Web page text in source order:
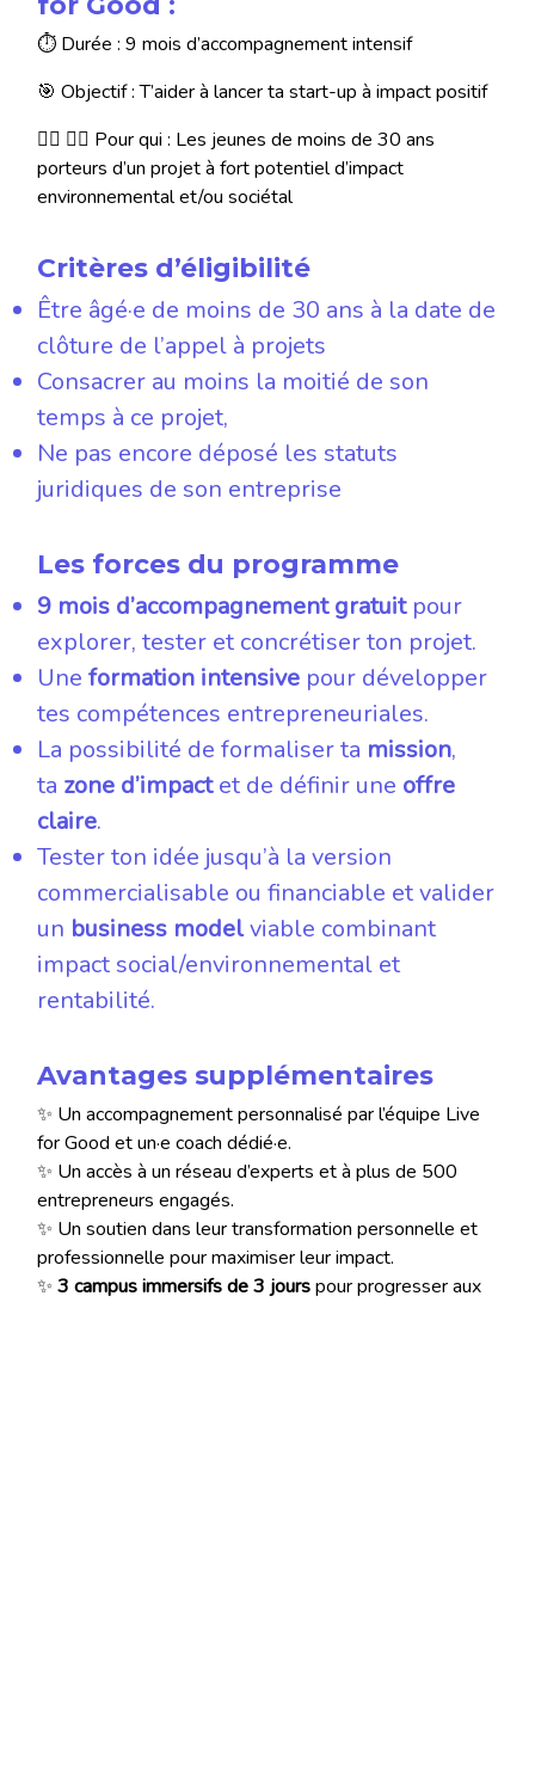
⏱ Durée : 9 mois d’accompagnement intensif
🎯 Objectif : T’aider à lancer ta start-up à impact positif
🙋‍♀️ 🙋‍♂️ Pour qui : Les jeunes de moins de 30 ans
porteurs d’un projet à fort potentiel d’impact
environnemental et/ou sociétal
Critères d’éligibilité
Être âgé·e de moins de 30 ans à la date de
clôture de l’appel à projets
Consacrer au moins la moitié de son
temps à ce projet,
Ne pas encore déposé les statuts
juridiques de son entreprise
Les forces du programme
9 mois d’accompagnement gratuitpour
explorer, tester et concrétiser ton projet.
Une formation intensivepour développer
tes compétences entrepreneuriales.
La possibilité de formaliser ta mission,
ta zone d’impactet de définir une offre
claire.
Tester ton idée jusqu’à la version
commercialisable ou financiable et valider
un business modelviable combinant
impact social/environnemental et
rentabilité.
Avantages supplémentaires
✨ Un accompagnement personnalisé par l’équipe Live
for Good et un·e coach dédié·e.
✨ Un accès à un réseau d’experts et à plus de 500
entrepreneurs engagés.
✨ Un soutien dans leur transformation personnelle et
professionnelle pour maximiser leur impact.
✨ 3 campus immersifs de 3 jourspour progresser aux